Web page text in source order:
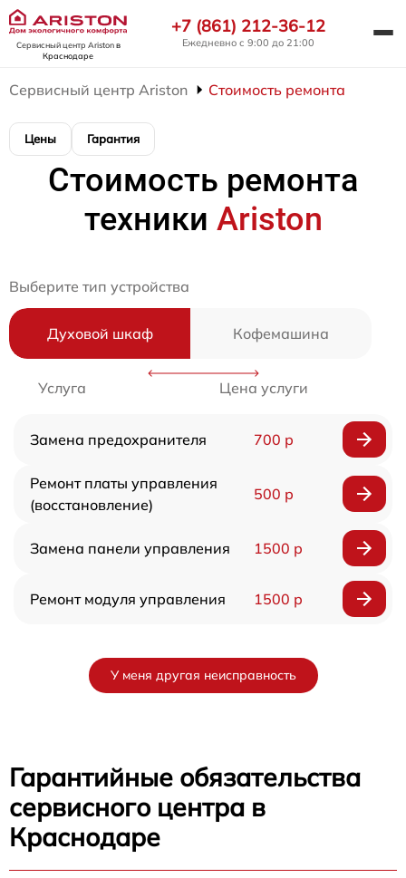
Сервисный центр Aristonв
Краснодаре
+7 (861) 212-36-12
Ежедневно с 9:00 до 21:00
Сервисный центр Ariston Стоимость ремонта
Цены Гарантия
Стоимость ремонта
техники Ariston
Выберите тип устройства
Духовой шкаф Кофемашина
Услуга Цена услуги
Замена предохранителя 700 р
Ремонт платы управления
(восстановление)
500 р
Замена панели управления 1500 р
Ремонт модуля управления 1500 р
У меня другая неисправность
Гарантийные обязательства
сервисного центра в
Краснодаре